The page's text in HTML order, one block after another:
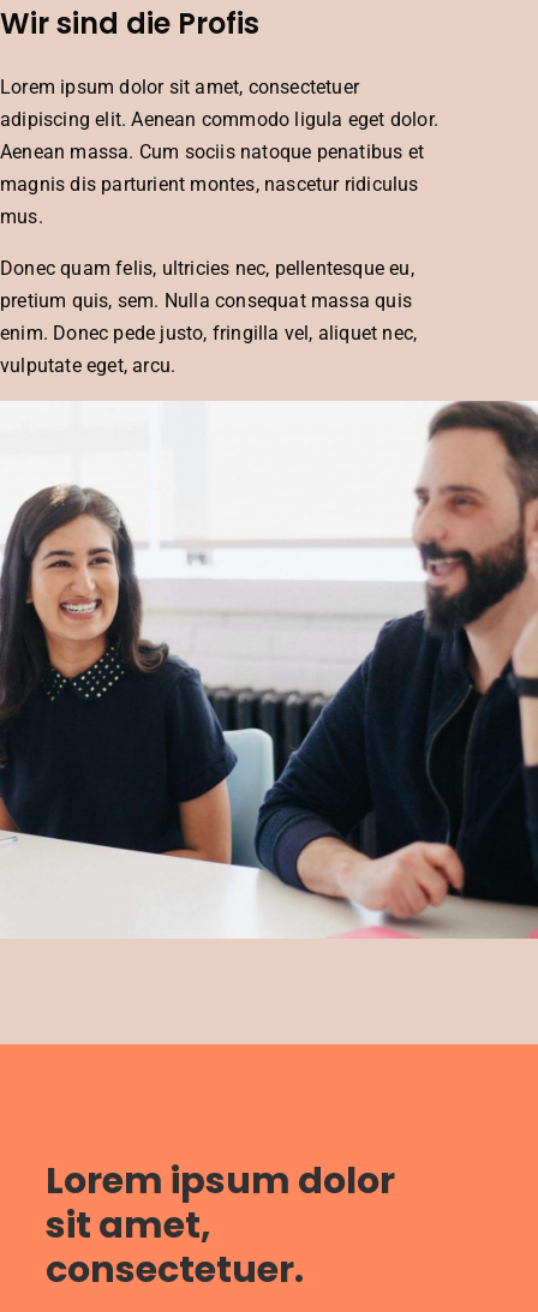
Wir sind die Profis
Lorem ipsum dolor sit amet, consectetuer
adipiscing elit. Aenean commodo ligula eget dolor.
Aenean massa. Cum sociis natoque penatibus et
magnis dis parturient montes, nascetur ridiculus
mus.
Donec quam felis, ultricies nec, pellentesque eu,
pretium quis, sem. Nulla consequat massa quis
enim. Donec pede justo, fringilla vel, aliquet nec,
vulputate eget, arcu.
Lorem ipsum dolor
sit amet,
consectetuer.